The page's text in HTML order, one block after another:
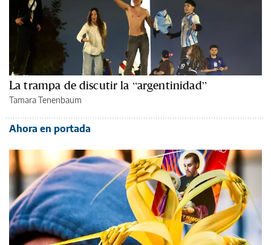
La trampa de discutir la “argentinidad”
Tamara Tenenbaum
Ahora en portada